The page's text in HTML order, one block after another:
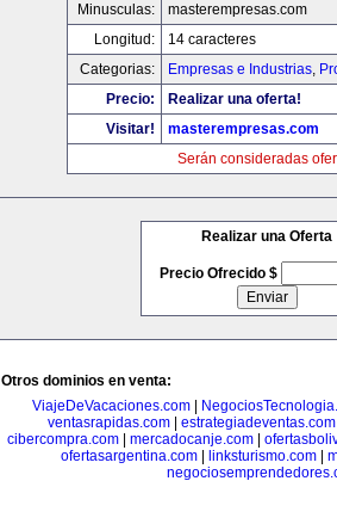
Minusculas:
masterempresas.com
Longitud:
14 caracteres
Categorias:
Empresas e Industrias,
Precio:
Realizar una oferta!
Visitar!
masterempresas.com
Serán consideradas
Realizar una Oferta
Precio Ofrecido $
Otros dominios en venta:
ViajeDeVacaciones.com
ventasrapidas.com
estrategiadeventas.com
cibercompra.com| mercadocanje.com|
ofertasargentina.com| linksturismo.com|